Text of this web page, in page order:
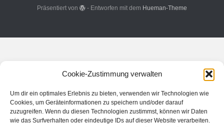
Cookie-Zustimmung verwalten
Um dir ein optimales Erlebnis zu bieten, verwenden wir Technologien wie
Cookies, um Geräteinformationen zu speichern und/oder darauf
zuzugreifen. Wenn du diesen Technologien zustimmst, können wir Daten
wie das Surfverhalten oder eindeutige IDs auf dieser Website verarbeiten.
Präsentiert von - Entworfen mit dem Hueman-Theme